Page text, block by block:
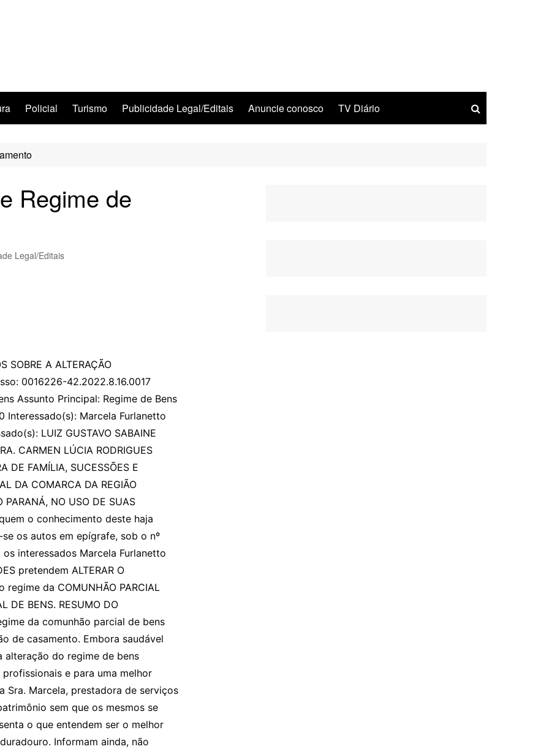
Policial Turismo Publicidade Legal/Editais Anuncie conosco TV Diário
Regime de
Legal/Editais
SOBRE A ALTERAÇÃO
0016226-42.2022.8.16.0017
Assunto Principal: Regime de Bens
Interessado(s): Marcela Furlanetto
LUIZ GUSTAVO SABAINE
CARMEN LÚCIA RODRIGUES
DE FAMÍLIA, SUCESSÕES E
DA COMARCA DA REGIÃO
PARANÁ, NO USO DE SUAS
o conhecimento deste haja
os autos em epígrafe, sob o nº
interessados Marcela Furlanetto
pretendem ALTERAR O
regime da COMUNHÃO PARCIAL
DE BENS. RESUMO DO
da comunhão parcial de bens
de casamento. Embora saudável
alteração do regime de bens
e para uma melhor
Sra. Marcela, prestadora de serviços
sem que os mesmos se
o que entendem ser o melhor
Informam ainda, não